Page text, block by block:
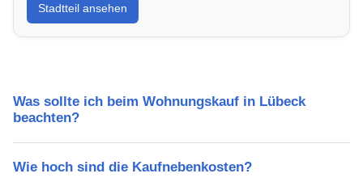
Lebensqualität, Verkehrsanbindung, Schulen,
Freizeitmöglichkeiten und Mietpreise.
Stadtteil ansehen
Was sollte ich beim Wohnungskauf in Lübeck
beachten?
Wie hoch sind die Kaufnebenkosten?